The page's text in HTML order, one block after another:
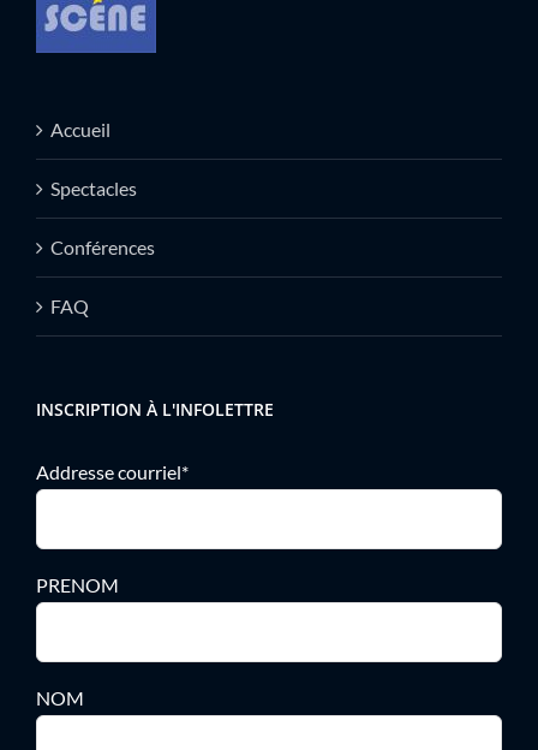
Accueil
Spectacles
Conférences
FAQ
INSCRIPTION À L'INFOLETTRE
Addresse courriel*
PRENOM
NOM